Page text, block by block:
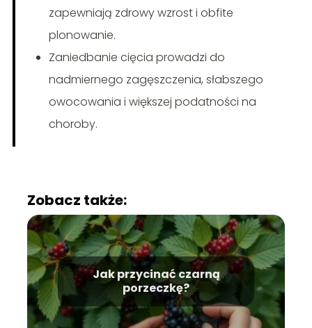
zapewniają zdrowy wzrost i obfite
plonowanie.
Zaniedbanie cięcia prowadzi do
nadmiernego zagęszczenia, słabszego
owocowania i większej podatności na
choroby.
Zobacz także:
Jak przycinać czarną
porzeczkę?